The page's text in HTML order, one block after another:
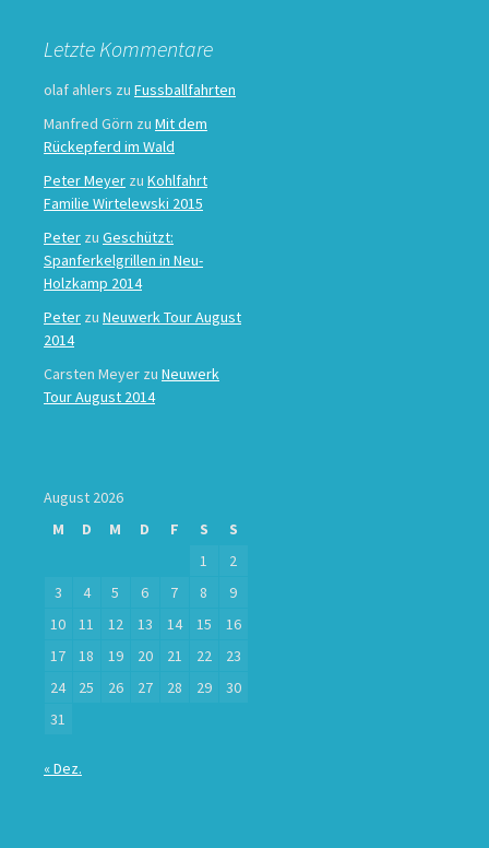
Letzte Kommentare
olaf ahlers zu Fussballfahrten
Manfred Görn zu Mit dem
Rückepferd im Wald
Peter Meyer zu Kohlfahrt
Familie Wirtelewski 2015
Peter zu Geschützt:
Spanferkelgrillen in Neu-
Holzkamp 2014
Peter zu Neuwerk Tour August
2014
Carsten Meyer zu Neuwerk
Tour August 2014
August 2026
M
D M D F S
S
1
2
3
4 5 6 7 8
9
10
11 12 13 14 15
16
17
18 19 20 21 22
23
24
25 26 27 28 29
30
31
« Dez.